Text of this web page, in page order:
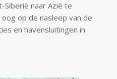
Siberië naar Azië te
op de nasleep van de
en havensluitingen in